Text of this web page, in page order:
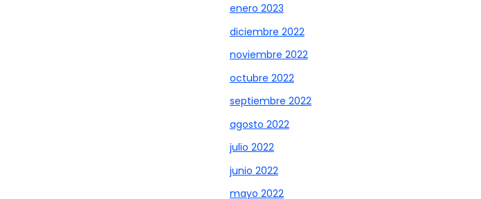
enero 2023
diciembre 2022
noviembre 2022
octubre 2022
septiembre 2022
agosto 2022
julio 2022
junio 2022
mayo 2022